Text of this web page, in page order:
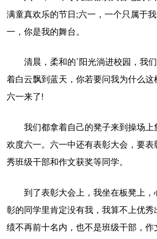
满童真欢乐的节日;六一，一个只属于
一，你是我的舞台。
清晨，柔和的`阳光淌进校园，我
着白云飘到蓝天，你若要问我为什么这
六一来了!
我们都拿着自己的凳子来到操场上
欢度六一。六一中还有表彰大会，要表
秀班级干部和作文获奖等同学。
到了表彰大会上，我坐在板凳上，
彰的同学里肯定没有我，我算不上优秀
绩不再前十名内，也不是班级干部，作